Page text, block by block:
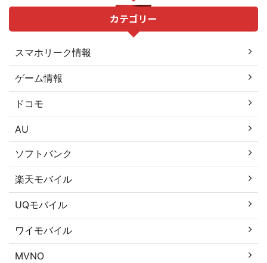
カテゴリー
スマホリーク情報
ゲーム情報
ドコモ
AU
ソフトバンク
楽天モバイル
UQモバイル
ワイモバイル
MVNO